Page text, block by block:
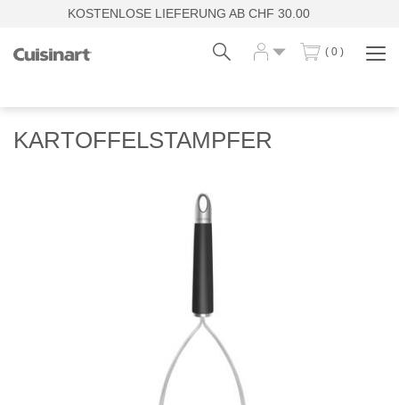
KOSTENLOSE LIEFERUNG AB CHF 30.00
( 0 )
KARTOFFELSTAMPFER